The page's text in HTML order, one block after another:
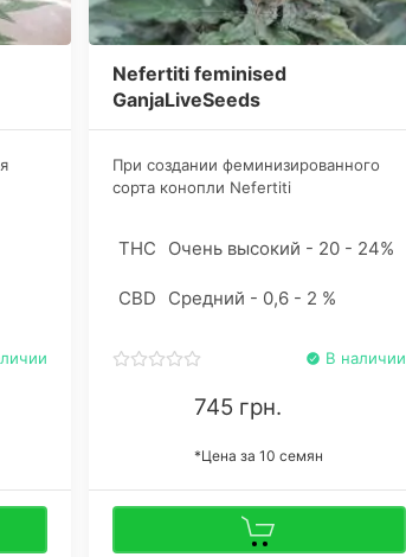
Nefertiti feminised
GanjaLiveSeeds
При создании феминизированного
сорта конопли Nefertiti
«белую» версии. Бридеры проделали
скрещиванию штаммов.
THC Очень высокий - 20 - 24%
CBD Средний - 0,6 - 2 %
В наличии
745 грн.
*Цена за 10 семян